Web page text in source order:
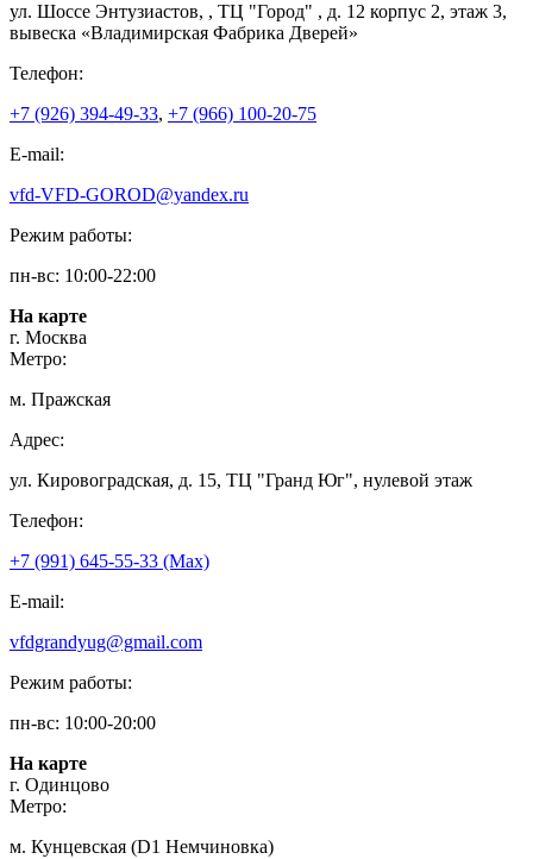
ул. Шоссе Энтузиастов, , ТЦ "Город" , д. 12 корпус 2, этаж 3,
вывеска «Владимирская Фабрика Дверей»
Телефон:
+7 (926) 394-49-33, +7 (966) 100-20-75
E-mail:
vfd-VFD-GOROD@yandex.ru
Режим работы:
пн-вс: 10:00-22:00
На карте
г. Москва
Метро:
м. Пражская
Адрес:
ул. Кировоградская, д. 15, ТЦ "Гранд Юг", нулевой этаж
Телефон:
+7 (991) 645-55-33 (Мах)
E-mail:
vfdgrandyug@gmail.com
Режим работы:
пн-вс: 10:00-20:00
На карте
г. Одинцово
Метро:
м. Кунцевская (D1 Немчиновка)